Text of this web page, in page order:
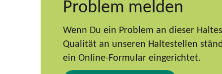
Problem melden
Wenn Du ein Problem an dieser
Qualität an unseren Haltestellen
ein Online-Formular eingerichtet.